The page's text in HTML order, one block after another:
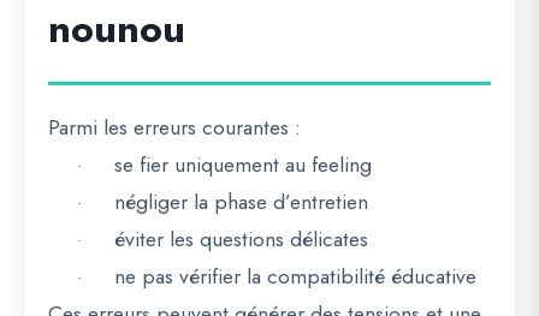
nounou
Parmi les erreurs courantes :
· se fier uniquement au feeling
· négliger la phase d’entretien
· éviter les questions délicates
· ne pas vérifier la compatibilité éducative